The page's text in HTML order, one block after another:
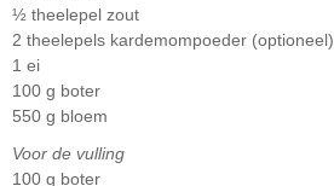
½ theelepel zout
2 theelepels kardemompoeder (optioneel)
1 ei
100 g boter
550 g bloem
Voor de vulling
100 g boter